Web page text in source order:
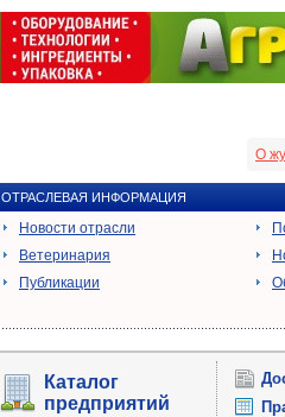
О
ОТРАСЛЕВАЯ ИНФОРМАЦИЯ
Новости отрасли
Ветеринария
Публикации
Каталог
предприятий